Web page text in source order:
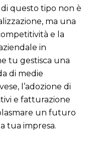
questo tipo non è
ma una
e la
in
tu gestisca una
di medie
l’adozione di
e fatturazione
un futuro
tua impresa.